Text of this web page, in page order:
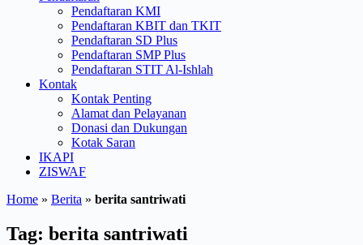
Pendaftaran KMI
Pendaftaran KBIT dan TKIT
Pendaftaran SD Plus
Pendaftaran SMP Plus
Pendaftaran STIT Al-Ishlah
Kontak
Kontak Penting
Alamat dan Pelayanan
Donasi dan Dukungan
Kotak Saran
IKAPI
ZISWAF
Home » Berita » berita santriwati
Tag: berita santriwati